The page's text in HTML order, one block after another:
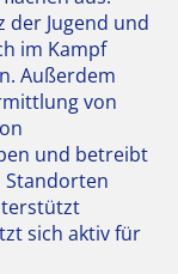
der Jugend und
im Kampf
Außerdem
von
und betreibt
Standorten
sich aktiv für